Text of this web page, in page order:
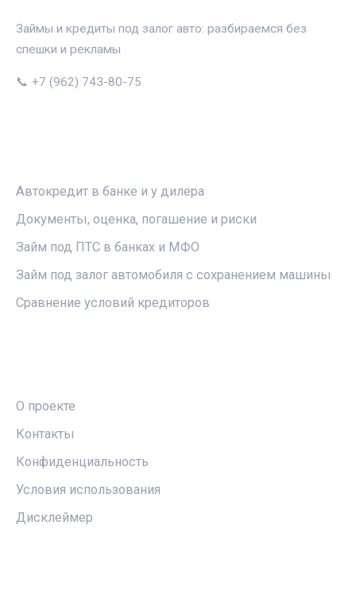
Займы и кредиты под залог авто: разбираемся без
спешки и рекламы
📞 +7 (962) 743-80-75
Автокредит в банке и у дилера
Документы, оценка, погашение и риски
Займ под ПТС в банках и МФО
Займ под залог автомобиля с сохранением машины
Сравнение условий кредиторов
О проекте
Контакты
Конфиденциальность
Условия использования
Дисклеймер